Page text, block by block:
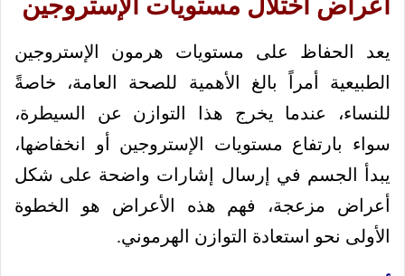
أعراض اختلال مستويات الإستروجين
يعد الحفاظ على مستويات هرمون الإستروجين
الطبيعية أمراً بالغ الأهمية للصحة العامة، خاصةً
للنساء، عندما يخرج هذا التوازن عن السيطرة،
سواء بارتفاع مستويات الإستروجين أو انخفاضها،
يبدأ الجسم في إرسال إشارات واضحة على شكل
أعراض مزعجة، فهم هذه الأعراض هو الخطوة
الأولى نحو استعادة التوازن الهرموني.